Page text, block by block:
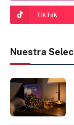
TikTok
Nuestra